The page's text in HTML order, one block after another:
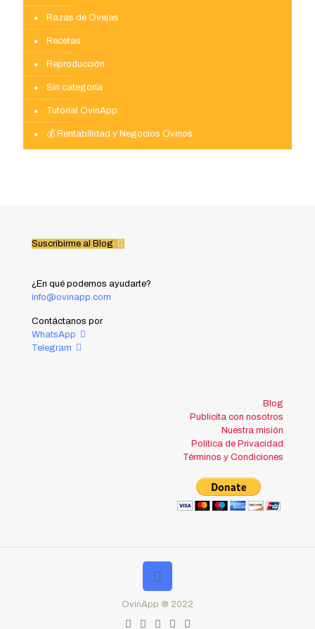
Razas de Ovejas
Recetas
Reproducción
Sin categoría
Tutorial OvinApp
💰 Rentabilidad y Negocios Ovinos
Suscribirme al Blog
¿En qué podemos ayudarte?
info@ovinapp.com
Contáctanos por
WhatsApp
Telegram
Blog
Publicita con nosotros
Nuestra misión
Política de Privacidad
Términos y Condiciones
OvinApp ® 2022